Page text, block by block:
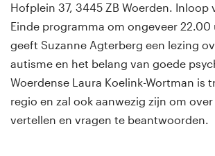
Hofplein 37, 3445 ZB Woerden. Inloop
Einde programma om ongeveer 22.00
geeft Suzanne Agterberg een lezing
autisme en het belang van goede
Woerdense Laura Koelink-Wortman is
regio en zal ook aanwezig zijn om
vertellen en vragen te beantwoorden.